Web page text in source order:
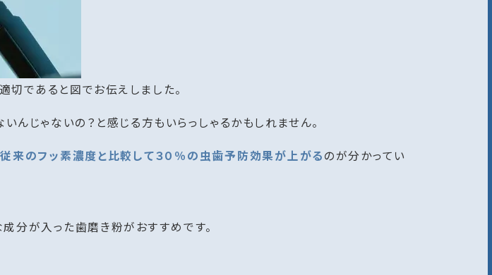
であると図でお伝えしました。
じゃないの？と感じる方もいらっしゃるかもしれません。
来のフッ素濃度と比較して３０％の虫歯予防効果が上がるのが分かってい
分が入った歯磨き粉がおすすめです。